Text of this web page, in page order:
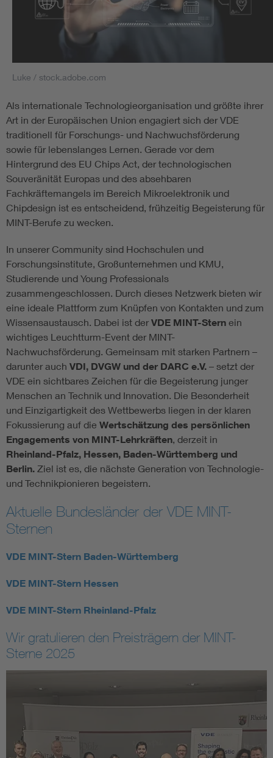
Luke / stock.adobe.com
Als internationale Technologieorganisation und größte ihrer
Art in der Europäischen Union engagiert sich der VDE
traditionell für Forschungs- und Nachwuchsförderung
sowie für lebenslanges Lernen. Gerade vor dem
Hintergrund des EU Chips Act, der technologischen
Souveränität Europas und des absehbaren
Fachkräftemangels im Bereich Mikroelektronik und
Chipdesign ist es entscheidend, frühzeitig Begeisterung für
MINT-Berufe zu wecken.
In unserer Community sind Hochschulen und
Forschungsinstitute, Großunternehmen und KMU,
Studierende und Young Professionals
zusammengeschlossen. Durch dieses Netzwerk bieten wir
eine ideale Plattform zum Knüpfen von Kontakten und zum
Wissensaustausch. Dabei ist derVDE MINT-Stern ein
wichtiges Leuchtturm-Event der MINT-
Nachwuchsförderung. Gemeinsam mit starken Partnern –
darunter auch VDI, DVGW und der DARC e.V. – setzt der
VDE ein sichtbares Zeichen für die Begeisterung junger
Menschen an Technik und Innovation. Die Besonderheit
und Einzigartigkeit des Wettbewerbs liegen in der klaren
Fokussierung auf die Wertschätzung des persönlichen
Engagements von MINT-Lehrkräften, derzeit in
Rheinland-Pfalz, Hessen, Baden-Württemberg und
Berlin. Ziel ist es, die nächste Generation von Technologie-
und Technikpionieren begeistern.
Aktuelle Bundesländer der VDE MINT-
Sternen
VDE MINT-Stern Baden-Württemberg
VDE MINT-Stern Hessen
VDE MINT-Stern Rheinland-Pfalz
Wir gratulieren den Preisträgern der MINT-
Sterne 2025